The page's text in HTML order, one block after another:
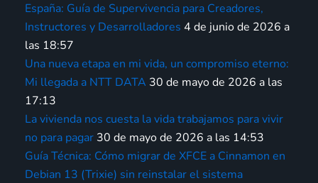
España: Guía de Supervivencia para Creadores,
Instructores y Desarrolladores 4 de junio de 2026 a
las 18:57
Una nueva etapa en mi vida, un compromiso eterno:
Mi llegada a NTT DATA 30 de mayo de 2026 a las
17:13
La vivienda nos cuesta la vida trabajamos para vivir
no para pagar 30 de mayo de 2026 a las 14:53
Guía Técnica: Cómo migrar de XFCE a Cinnamon en
Debian 13 (Trixie) sin reinstalar el sistema